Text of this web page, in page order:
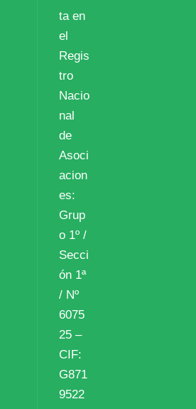
ta en
el
Regis
tro
Nacio
nal
de
Asoci
acion
es:
Grup
o 1º /
Secci
ón 1ª
/ Nº
6075
25 –
CIF:
G871
9522